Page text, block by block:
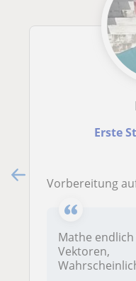
Erste
Vorbereitung auf das Matheabi /
Mathe
Vektoren,